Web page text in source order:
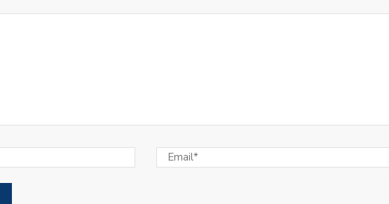
El Club Colón de Emilia sopló 101 velitas.
para la segunda temporada.
El balance general de las categorías formativas en el 2023.